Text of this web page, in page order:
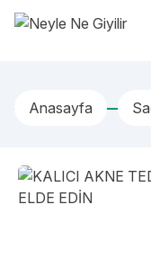
İçeriğe geç
Neyle Ne Giyilir
Anasayfa